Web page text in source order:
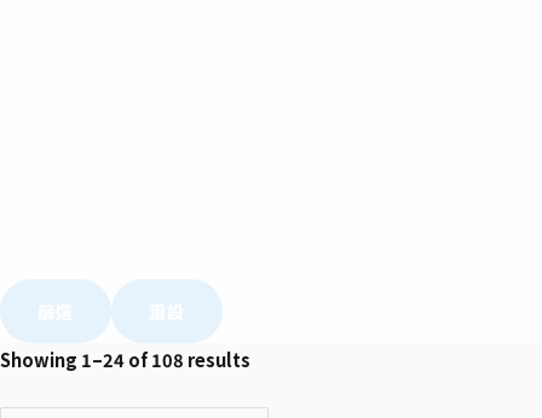
篩選
重設
Showing 1–24 of 108 results